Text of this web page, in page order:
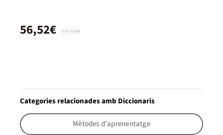
59,50€
56,52€
Categories relacionades amb Diccionaris
Mètodes d'aprenentatge